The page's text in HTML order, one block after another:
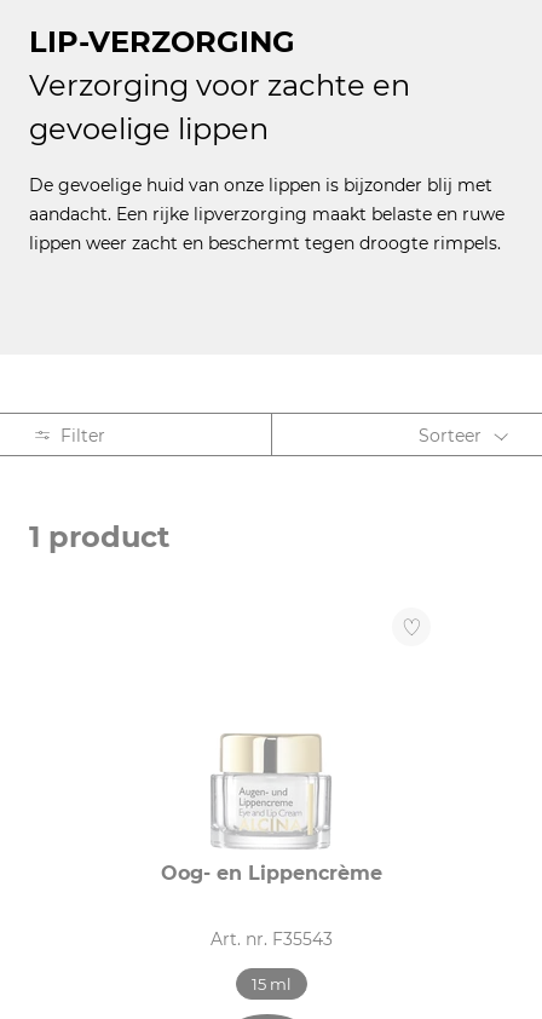
LIP-VERZORGING
Verzorging voor zachte en
gevoelige lippen
De gevoelige huid van onze lippen is bijzonder blij met
aandacht. Een rijke lipverzorging maakt belaste en ruwe
lippen weer zacht en beschermt tegen droogte rimpels.
Sorteer
Filter
Rijpe huid (1)
1 product
Oog- en Lippencrème
Art. nr. F35543
15 ml